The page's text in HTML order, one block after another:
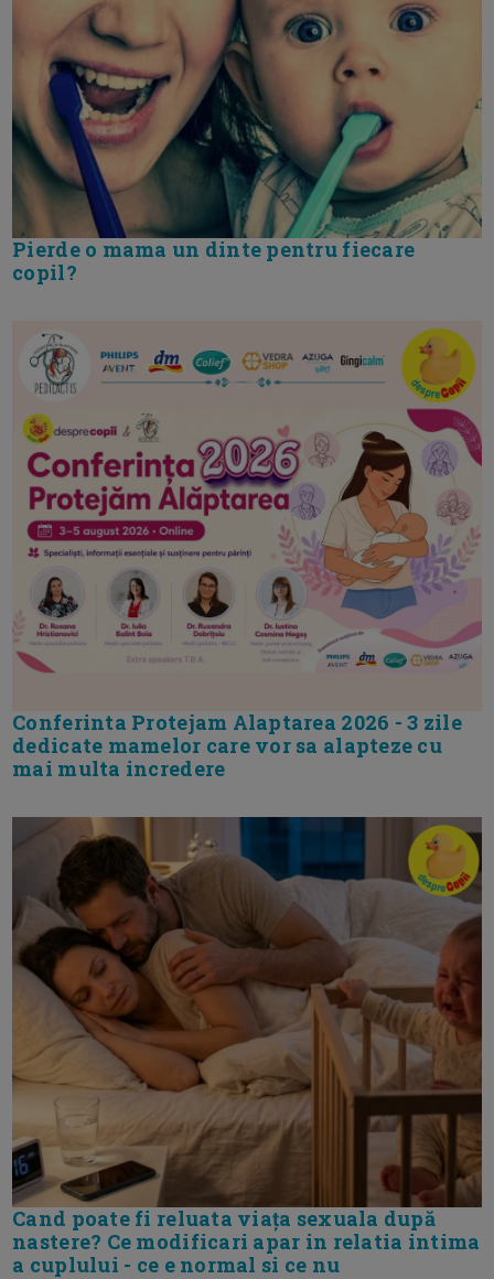
Pierde o mama un dinte pentru fiecare
copil?
Conferinta Protejam Alaptarea 2026 - 3 zile
dedicate mamelor care vor sa alapteze cu
mai multa incredere
Cand poate fi reluata viața sexuala după
nastere? Ce modificari apar in relatia intima
a cuplului - ce e normal si ce nu